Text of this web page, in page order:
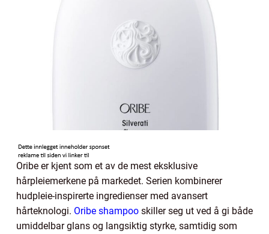
Oribe er kjent som et av de mest eksklusive
hårpleiemerkene på markedet. Serien kombinerer
hudpleie-inspirerte ingredienser med avansert
hårteknologi. Oribe shampoo skiller seg ut ved å gi både
umiddelbar glans og langsiktig styrke, samtidig som